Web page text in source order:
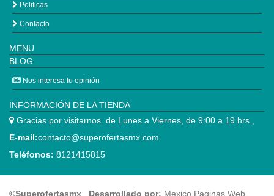
Politicas
Contacto
MENU
BLOG
Nos interesa tu opinión
INFORMACIÓN DE LA TIENDA
Gracias por visitarnos. de Lunes a Viernes, de 9:00 a 19 hrs.,
E-mail:contacto@superofertasmx.com
Teléfonos: 8121415815
©Superofertasmx Desarrollado por: Mexico Paginas Web